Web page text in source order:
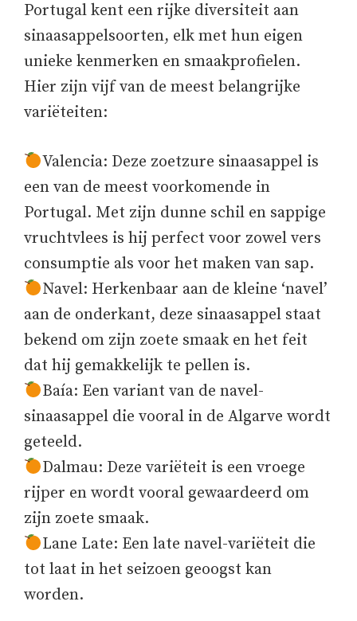
Portugal kent een rijke diversiteit aan
sinaasappelsoorten, elk met hun eigen
unieke kenmerken en smaakprofielen.
Hier zijn vijf van de meest belangrijke
variëteiten:
Valencia: Deze zoetzure sinaasappel is
een van de meest voorkomende in
Portugal. Met zijn dunne schil en sappige
vruchtvlees is hij perfect voor zowel vers
consumptie als voor het maken van sap.
Navel: Herkenbaar aan de kleine ‘navel’
aan de onderkant, deze sinaasappel staat
bekend om zijn zoete smaak en het feit
dat hij gemakkelijk te pellen is.
Baía: Een variant van de navel-
sinaasappel die vooral in de Algarve wordt
geteeld.
Dalmau: Deze variëteit is een vroege
rijper en wordt vooral gewaardeerd om
zijn zoete smaak.
Lane Late: Een late navel-variëteit die
tot laat in het seizoen geoogst kan
worden.